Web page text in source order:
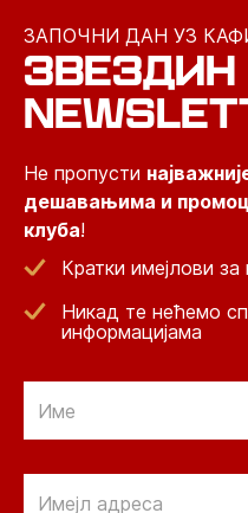
ЗАПОЧНИ ДАН УЗ
ЗВЕЗДИН
Не пропусти
дешавањима и
клуба!
Кратки имејлови
Никад те нећемо
информацијама